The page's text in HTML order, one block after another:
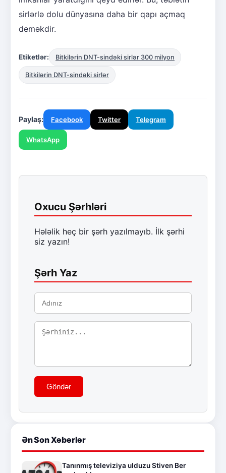
sirlərlə dolu dünyasına daha bir qapı açmaq
deməkdir.
Etiketlər: Bitkilərin DNT-sindəki sirlər 300 milyon
Bitkilərin DNT-sindəki sirlər
Paylaş: Facebook Twitter Telegram
WhatsApp
Oxucu Şərhləri
Hələlik heç bir şərh yazılmayıb. İlk şərhi
siz yazın!
Şərh Yaz
Göndər
Ən Son Xəbərlər
Tanınmış televiziya ulduzu Stiven Ber